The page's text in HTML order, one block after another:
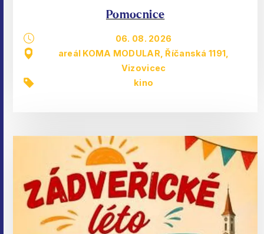
Pomocnice
06. 08. 2026
areál KOMA MODULAR, Říčanská 1191,
Vizovicec
kino